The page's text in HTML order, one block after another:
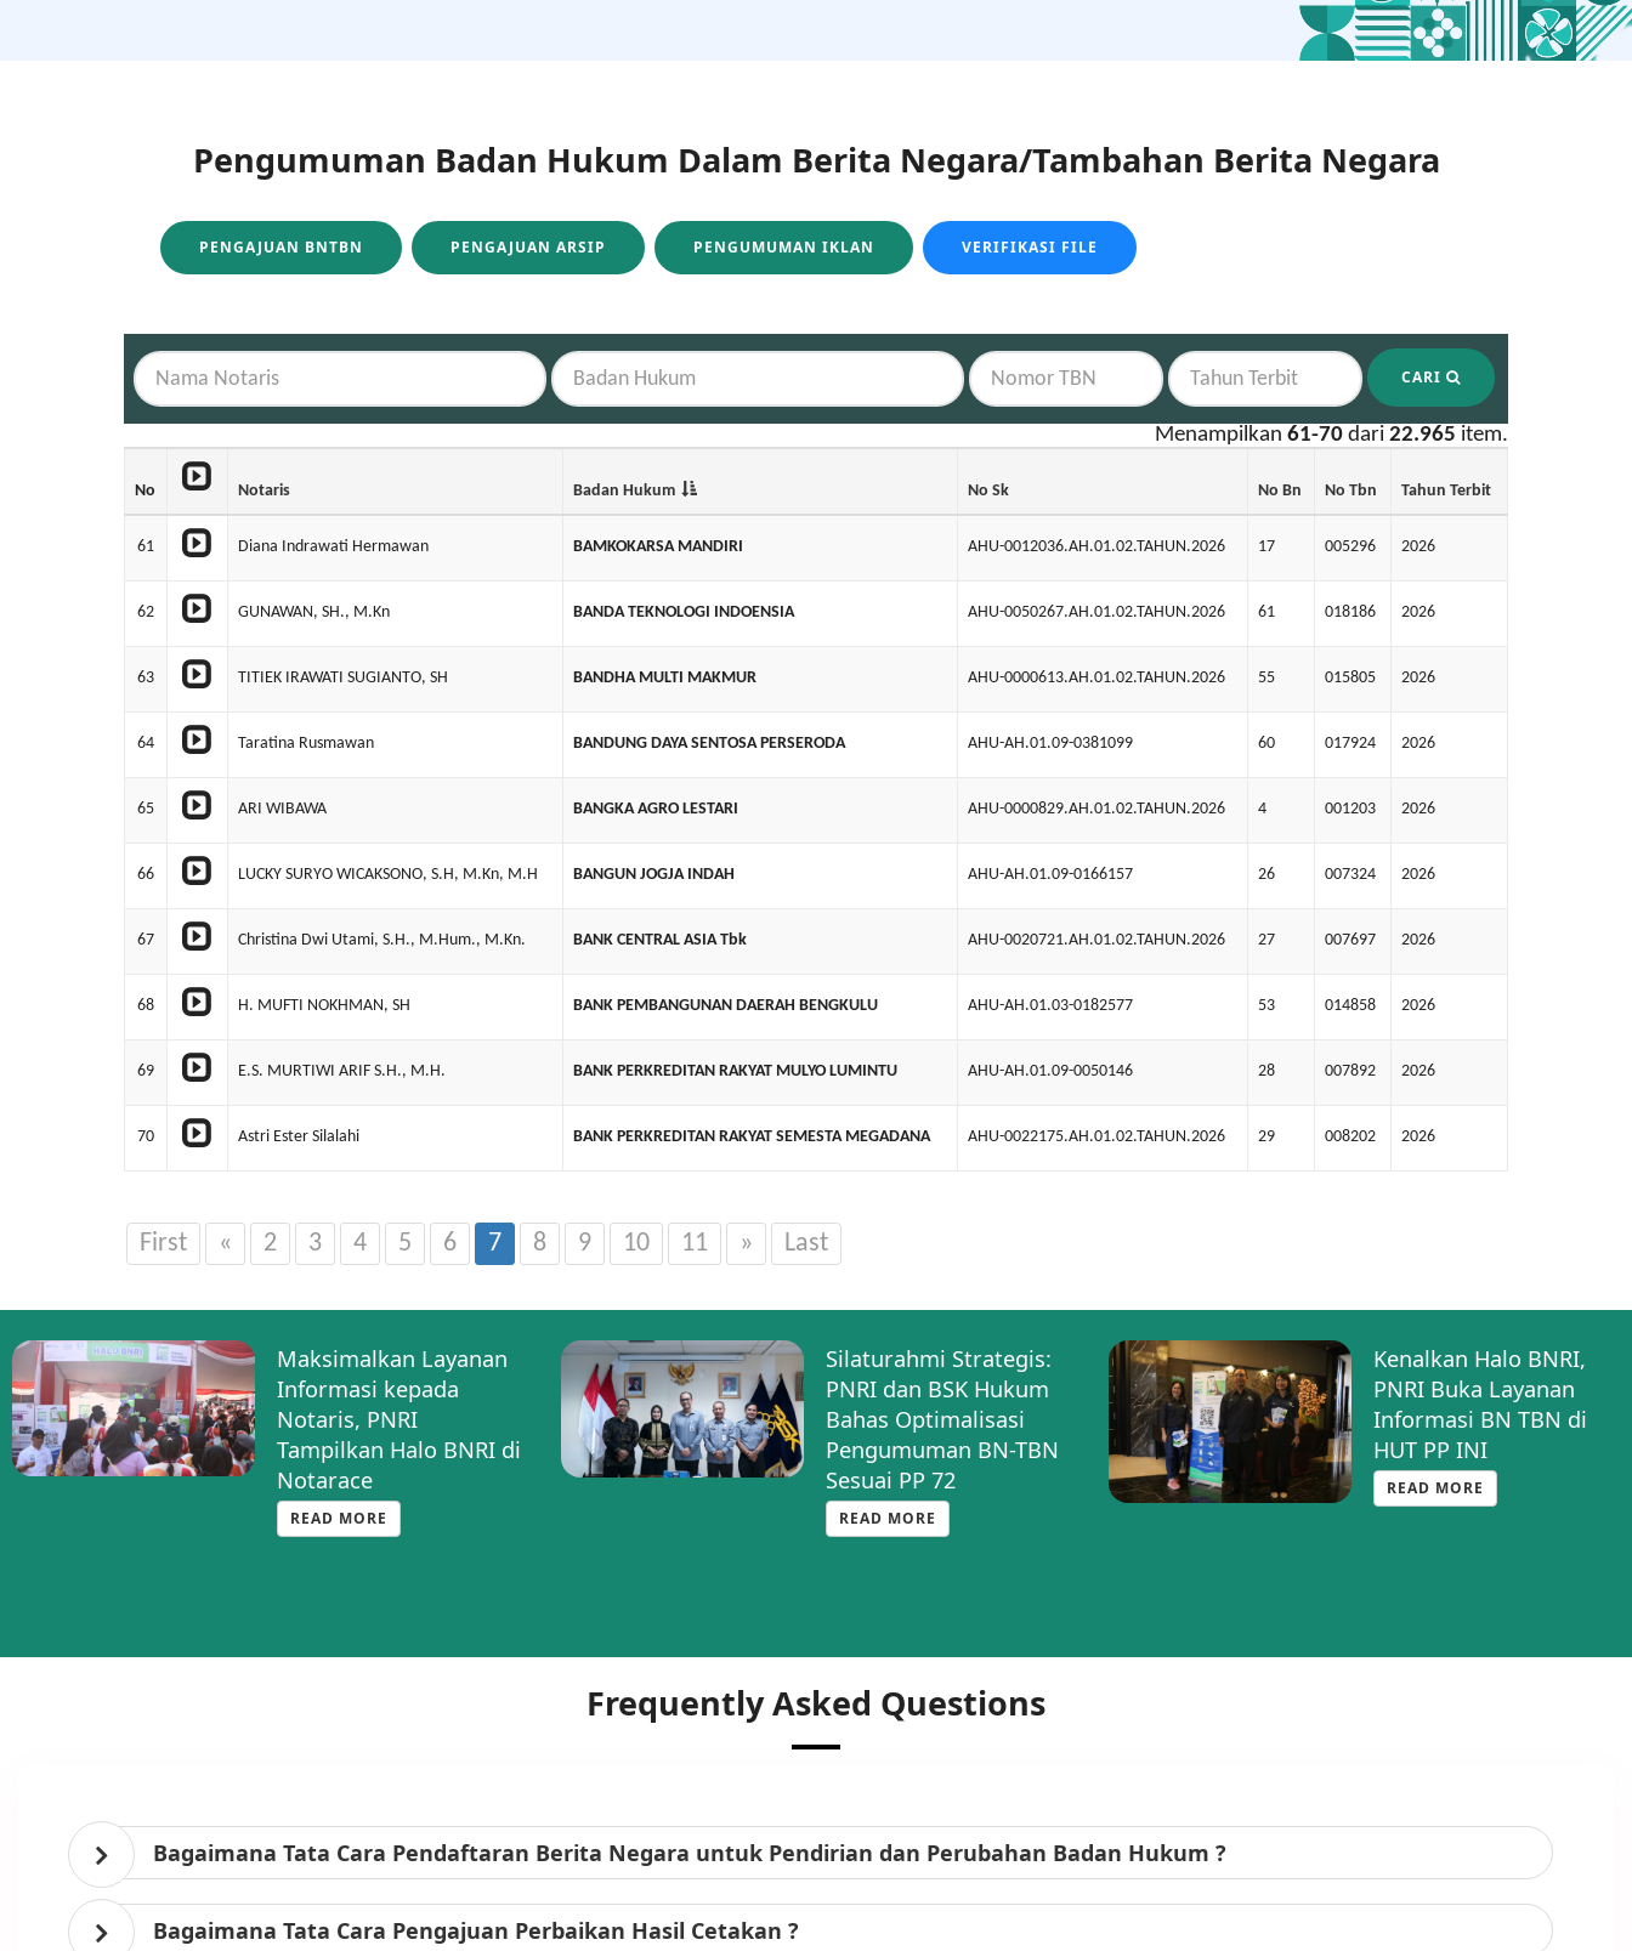
Pengumuman Badan Hukum Dalam Berita Negara/Tambahan Berita Negara
PENGAJUAN BNTBN PENGAJUAN ARSIP PENGUMUMAN IKLAN VERIFIKASI FILE
CARI
Menampilkan 61-70 dari 22.965 item.
No Notaris Badan Hukum No Sk No Bn No Tbn Tahun Terbit
61 Diana Indrawati Hermawan BAMKOKARSA MANDIRI AHU-0012036.AH.01.02.TAHUN.2026 17 005296 2026
62 GUNAWAN, SH., M.Kn BANDA TEKNOLOGI INDOENSIA AHU-0050267.AH.01.02.TAHUN.2026 61 018186 2026
63 TITIEK IRAWATI SUGIANTO, SH BANDHA MULTI MAKMUR AHU-0000613.AH.01.02.TAHUN.2026 55 015805 2026
64 Taratina Rusmawan BANDUNG DAYA SENTOSA PERSERODA AHU-AH.01.09-0381099 60 017924 2026
65 ARI WIBAWA BANGKA AGRO LESTARI AHU-0000829.AH.01.02.TAHUN.2026 4 001203 2026
66 LUCKY SURYO WICAKSONO, S.H, M.Kn, M.H BANGUN JOGJA INDAH AHU-AH.01.09-0166157 26 007324 2026
67 Christina Dwi Utami, S.H., M.Hum., M.Kn. BANK CENTRAL ASIA Tbk AHU-0020721.AH.01.02.TAHUN.2026 27 007697 2026
68 H. MUFTI NOKHMAN, SH BANK PEMBANGUNAN DAERAH BENGKULU AHU-AH.01.03-0182577 53 014858 2026
69 E.S. MURTIWI ARIF S.H., M.H. BANK PERKREDITAN RAKYAT MULYO LUMINTU AHU-AH.01.09-0050146 28 007892 2026
70 Astri Ester Silalahi BANK PERKREDITAN RAKYAT SEMESTA MEGADANA AHU-0022175.AH.01.02.TAHUN.2026 29 008202 2026
First « 2 3 4 5 6 7 8 9 10 11 » Last
Maksimalkan Layanan
Informasi kepada
Notaris, PNRI
Tampilkan Halo BNRI di
Notarace
READ MORE
Silaturahmi Strategis:
PNRI dan BSK Hukum
Bahas Optimalisasi
Pengumuman BN-TBN
Sesuai PP 72
READ MORE
Kenalkan Halo BNRI,
PNRI Buka Layanan
Informasi BN TBN di
HUT PP INI
READ MORE
Frequently Asked Questions
Bagaimana Tata Cara Pendaftaran Berita Negara untuk Pendirian dan Perubahan Badan Hukum ?
Bagaimana Tata Cara Pengajuan Perbaikan Hasil Cetakan ?